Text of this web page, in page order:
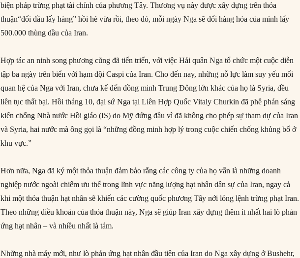
biện pháp trừng phạt tài chính của phương Tây. Thương vụ này được xây dựng trên thỏa
thuận“đổi dầu lấy hàng” hồi hè vừa rồi, theo đó, mỗi ngày Nga sẽ đổi hàng hóa của mình lấy
500.000 thùng dầu của Iran.
Hợp tác an ninh song phương cũng đã tiến triển, với việc Hải quân Nga tổ chức một cuộc diễn
tập ba ngày trên biển với hạm đội Caspi của Iran. Cho đến nay, những nỗ lực làm suy yếu mối
quan hệ của Nga với Iran, chưa kể đến đồng minh Trung Đông lớn khác của họ là Syria, đều
liên tục thất bại. Hồi tháng 10, đại sứ Nga tại Liên Hợp Quốc Vitaly Churkin đã phê phán sáng
kiến chống Nhà nước Hồi giáo (IS) do Mỹ đứng đầu vì đã không cho phép sự tham dự của Iran
và Syria, hai nước mà ông gọi là “những đồng minh hợp lý trong cuộc chiến chống khủng bố ở
khu vực.”
Hơn nữa, Nga đã ký một thỏa thuận đảm bảo rằng các công ty của họ vẫn là những doanh
nghiệp nước ngoài chiếm ưu thế trong lĩnh vực năng lượng hạt nhân dân sự của Iran, ngay cả
khi một thỏa thuận hạt nhân sẽ khiến các cường quốc phương Tây nới lỏng lệnh trừng phạt Iran.
Theo những điều khoản của thỏa thuận này, Nga sẽ giúp Iran xây dựng thêm ít nhất hai lò phản
ứng hạt nhân – và nhiều nhất là tám.
Những nhà máy mới, như lò phản ứng hạt nhân đầu tiên của Iran do Nga xây dựng ở Bushehr,